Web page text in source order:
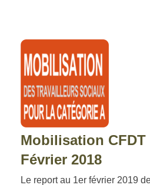
Mobilisation CFDT
Février 2018
Le report au 1er février 2019